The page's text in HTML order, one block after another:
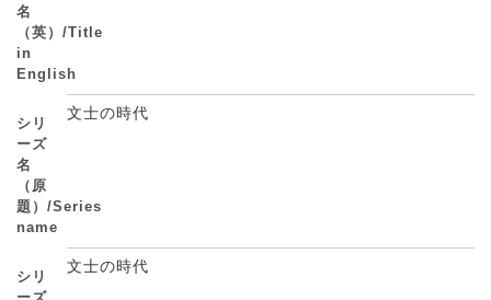
名
（英）/Title
in
English
シリ
ーズ
名
（原
題）/Series
name
文士の時代
シリ
文士の時代